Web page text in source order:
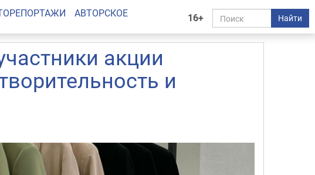
16+ Найти
АВТОРСКОЕ
акции
и